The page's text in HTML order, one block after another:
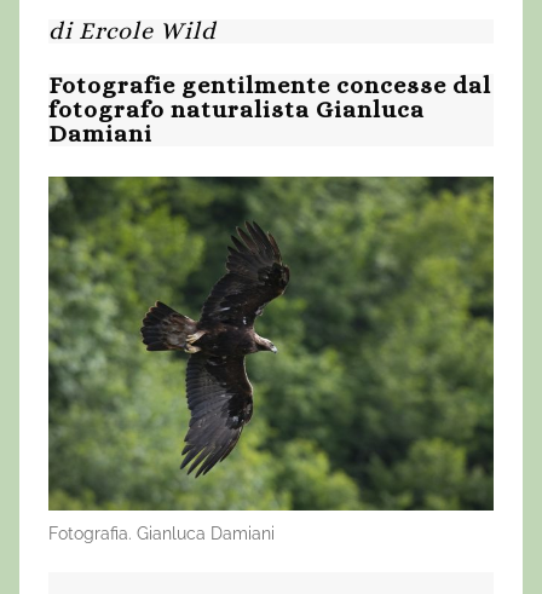
di Ercole Wild
Fotografie gentilmente concesse dal
fotografo naturalista Gianluca
Damiani
Fotografia. Gianluca Damiani